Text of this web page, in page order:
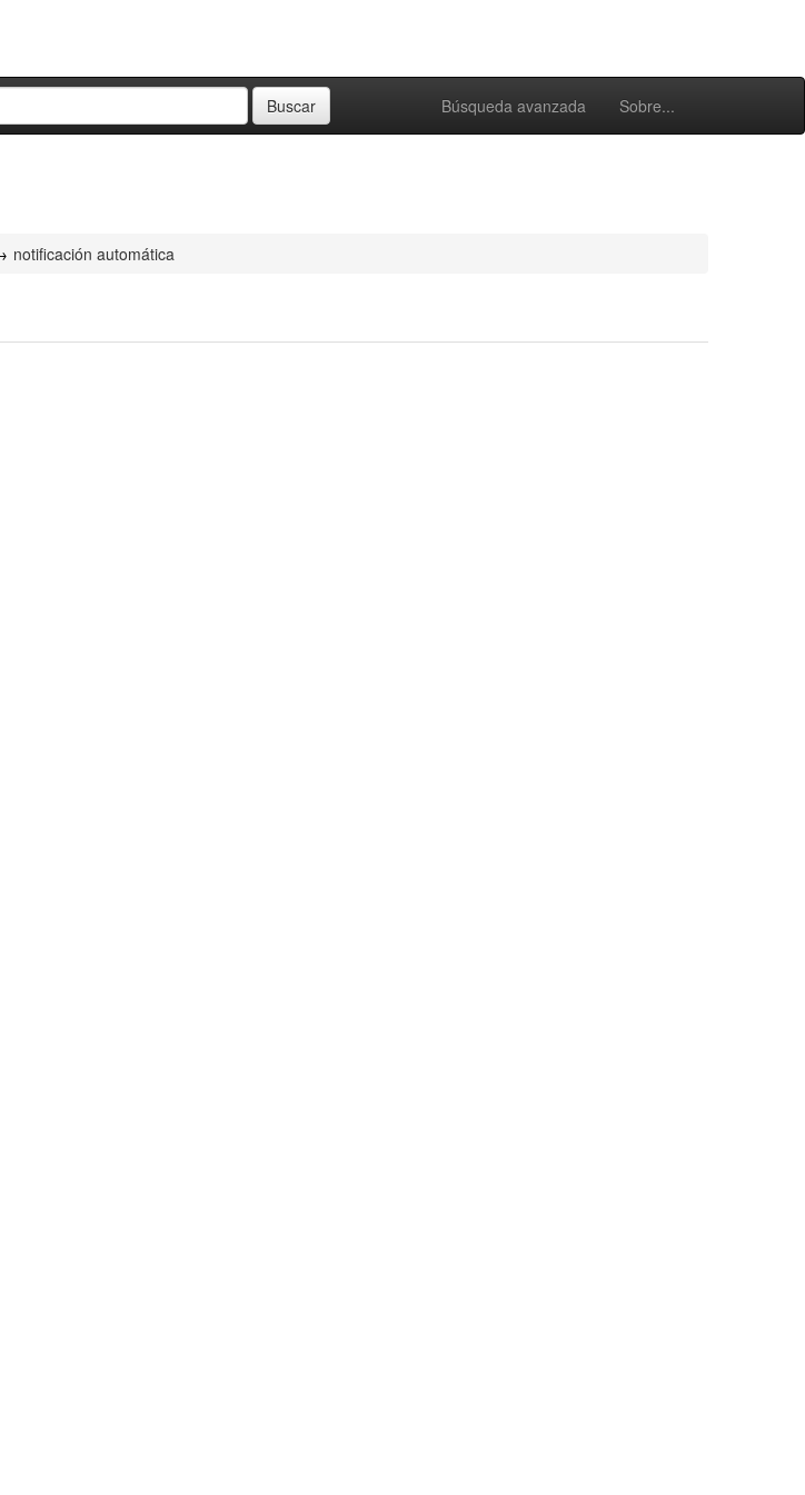
Búsqueda avanzada Sobre...
notificación automática